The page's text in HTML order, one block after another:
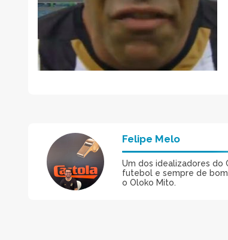
Felipe Melo
Um dos idealizadores do
futebol e sempre de bom
o Oloko Mito.